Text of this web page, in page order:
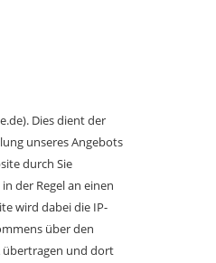
Dies dient der
unseres Angebots
durch Sie
der Regel an einen
wird dabei die IP-
über den
übertragen und dort